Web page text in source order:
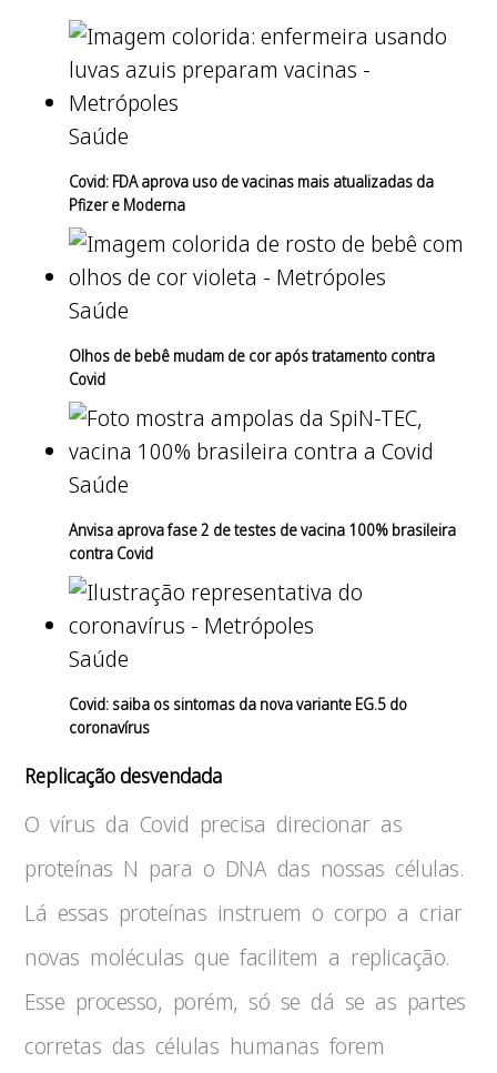
Saúde
Covid: FDA aprova uso de vacinas mais atualizadas da
Pfizer e Moderna
Saúde
Olhos de bebê mudam de cor após tratamento contra
Covid
Saúde
Anvisa aprova fase 2 de testes de vacina 100% brasileira
contra Covid
Saúde
Covid: saiba os sintomas da nova variante EG.5 do
coronavírus
Replicação desvendada
O vírus da Covid precisa direcionar as
proteínas N para o DNA das nossas células.
Lá essas proteínas instruem o corpo a criar
novas moléculas que facilitem a replicação.
Esse processo, porém, só se dá se as partes
corretas das células humanas forem